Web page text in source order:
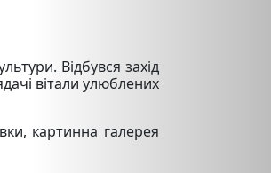
Відбувся захід
вітали улюблених
картинна галерея